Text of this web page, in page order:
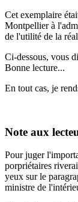
Cet exemplaire
Montpellier à
de l'utilité de la
Ci-dessous, vous
Bonne lecture...
En tout cas, je
Note aux
Pour juger
porpriétaires
yeux sur le
ministre de